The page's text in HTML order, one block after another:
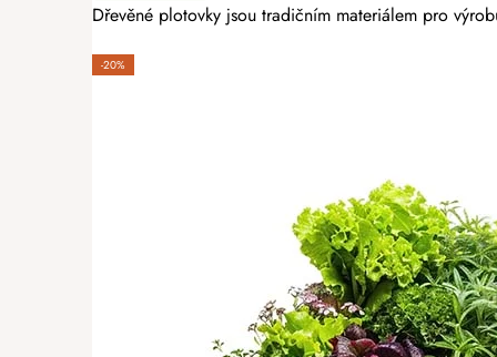
Dřevěné plotovky jsou tradičním materiálem pro
-20%